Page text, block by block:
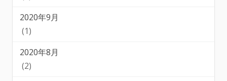
2020年9月
(1)
2020年8月
(2)